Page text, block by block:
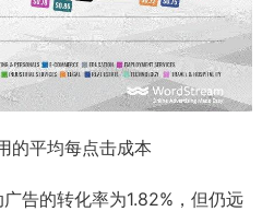
的平均每点击成本
告的转化率为1.82%，但仍远